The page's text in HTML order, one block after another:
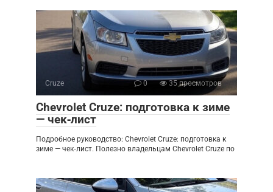
Cruze 0 35 просмотров
Chevrolet Cruze: подготовка к зиме
— чек‑лист
Подробное руководство: Chevrolet Cruze: подготовка к
зиме — чек‑лист. Полезно владельцам Chevrolet Cruze по